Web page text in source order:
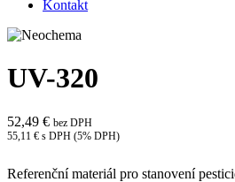
Kontakt
UV-320
52,49 € bez DPH
55,11 € s DPH (5% DPH)
Referenční materiál pro stanovení